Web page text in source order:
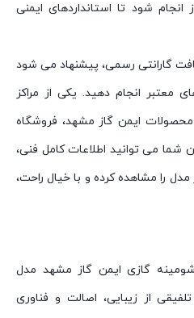
شود تا استانداردهای ایمنی
گارانتی رسمی، پیشنهاد می شود
معتبر انجام دهید. یکی از مراکز
محصولات ایمن گاز مشهد، فروشگاه
شما می توانید اطلاعات کامل فنی،
را مشاهده کرده و با خیال راحت،
گازی ایمن گاز مشهد مدل
تلفیقی از زیبایی، اصالت و فناوری